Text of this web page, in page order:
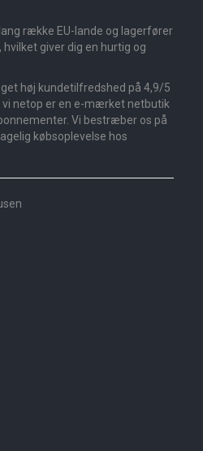
række EU-lande og lagerfører
giver dig en hurtig og
høj kundetilfredshed på 4,9/5
netop er en e-mærket netbutik
Vi bestræber os på
købsoplevelse hos